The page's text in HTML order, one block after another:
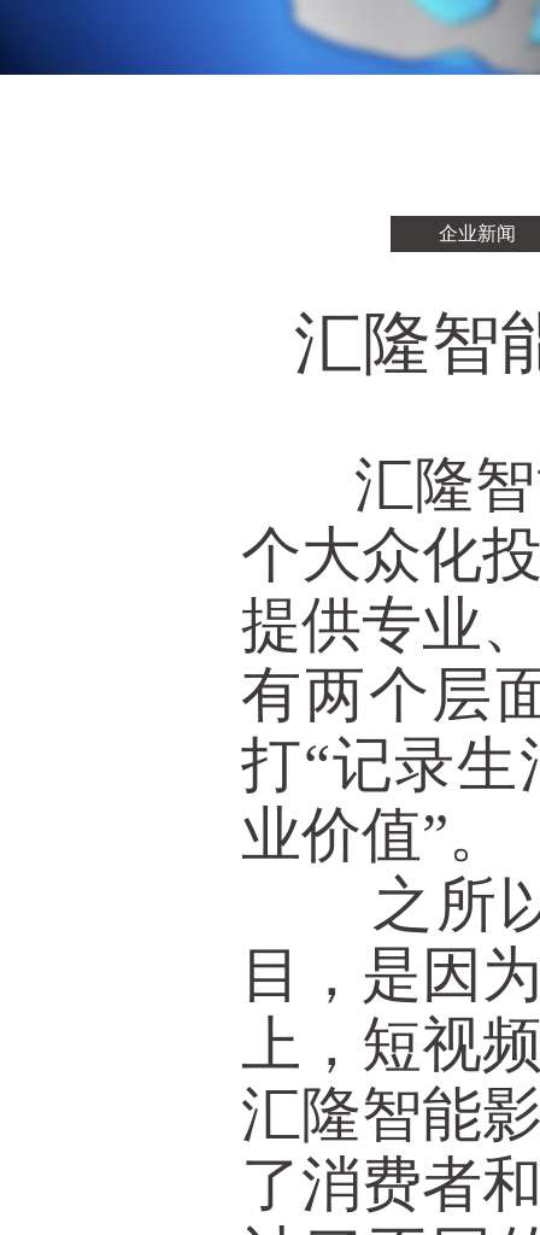
企业新闻
汇隆智
汇隆智
个大众化
提供专业
有两个层
打“记录生
业价值”。
之所以
目，是因
上，短视
汇隆智能
了消费者